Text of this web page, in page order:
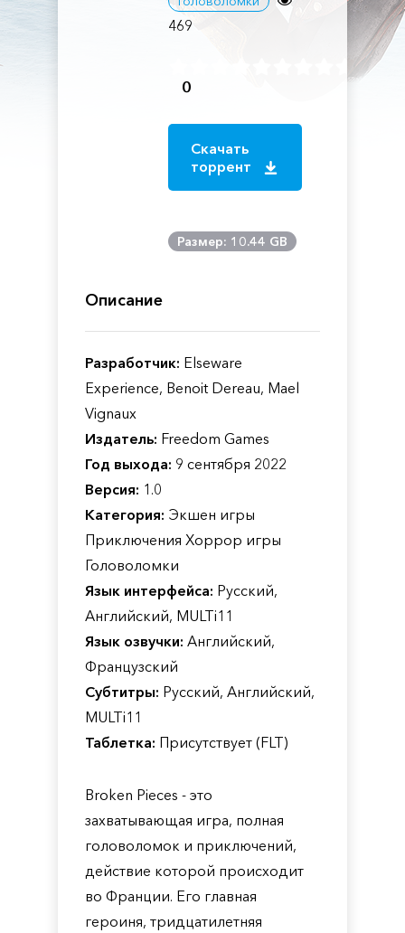
469
0
Скачать
торрент
Размер: 10.44 GB
Описание
Разработчик: Elseware
Experience, Benoit Dereau, Mael
Vignaux
Издатель: Freedom Games
Год выхода: 9 сентября 2022
Версия: 1.0
Категория: Экшен игры
Приключения Хоррор игры
Головоломки
Язык интерфейса: Русский,
Английский, MULTi11
Язык озвучки: Английский,
Французский
Субтитры: Русский, Английский,
MULTi11
Таблетка: Присутствует (FLT)
Broken Pieces - это
захватывающая игра, полная
головоломок и приключений,
действие которой происходит
во Франции. Его главная
героиня, тридцатилетняя